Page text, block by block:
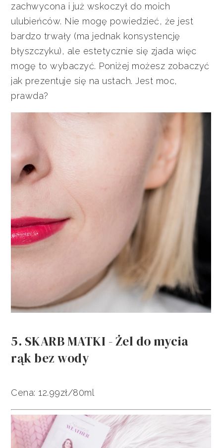
zachwycona i już wskoczył do moich
ulubieńców. Nie mogę powiedzieć, że jest
bardzo trwały (ma jednak konsystencję
błyszczyku), ale estetycznie się zjada więc
mogę to wybaczyć. Poniżej możesz zobaczyć
jak prezentuje się na ustach. Jest moc,
prawda?
5. SKARB MATKI - Żel do mycia
rąk bez wody
Cena: 12.99zł/80ml